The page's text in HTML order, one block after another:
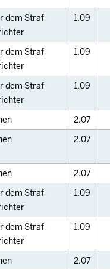
dem Straf-
1.09
dem Straf-
1.09
dem Straf-
1.09
2.07
2.07
2.07
dem Straf-
1.09
dem Straf-
1.09
2.07